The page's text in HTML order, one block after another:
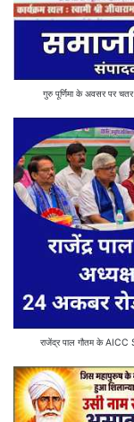
गुरु पूर्णिमा के अवसर पर
राजेंद्र पाल गौतम के AICC